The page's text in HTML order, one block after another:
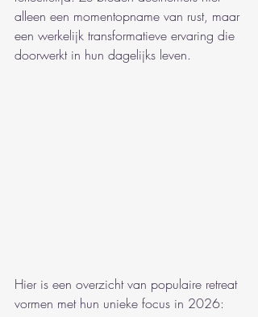
alleen een momentopname van rust, maar
een werkelijk transformatieve ervaring die
doorwerkt in hun dagelijks leven.
Hier is een overzicht van populaire retreat
vormen met hun unieke focus in 2026: